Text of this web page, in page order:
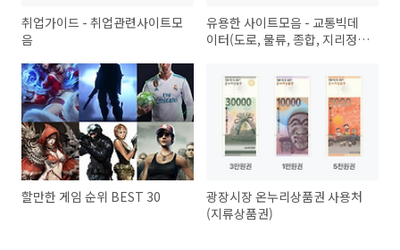
취업가이드 - 취업관련사이트모
음
유용한 사이트모음 - 교통빅데
이터(도로, 물류, 종합, 지리정
할만한 게임 순위 BEST 30
광장시장 온누리상품권 사용처
(지류상품권)